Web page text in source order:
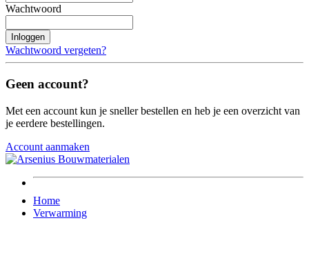
Wachtwoord
Inloggen
Wachtwoord vergeten?
Geen account?
Met een account kun je sneller bestellen en heb je een overzicht van
je eerdere bestellingen.
Account aanmaken
Home
Verwarming